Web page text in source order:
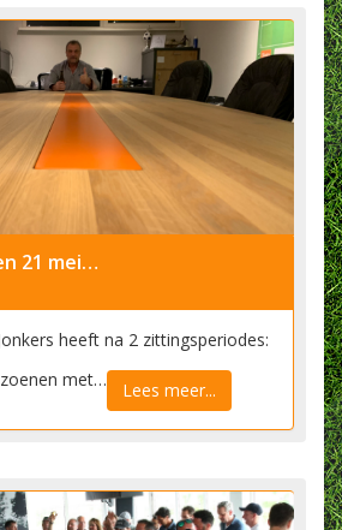
Bestuursflitsen 21 mei 2026
heeft na 2 zittingsperiodes:
met…
Lees meer...